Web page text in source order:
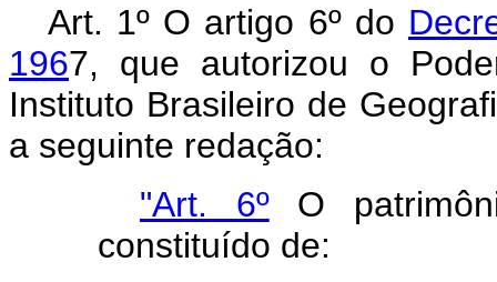
Art. 1º O artigo 6º do
1967, que autorizou o
Instituto Brasileiro de
a seguinte redação:
"Art. 6ºO
constituído de: